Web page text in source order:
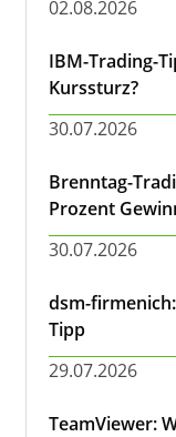
02.08.2026
IBM-Trading-
Kurssturz?
30.07.2026
Brenntag-
Prozent
30.07.2026
dsm-
Tipp
29.07.2026
TeamViewer: